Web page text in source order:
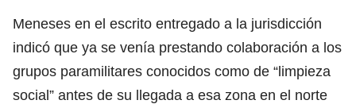
Meneses en el escrito entregado a la jurisdicción
indicó que ya se venía prestando colaboración a los
grupos paramilitares conocidos como de “limpieza
social” antes de su llegada a esa zona en el norte